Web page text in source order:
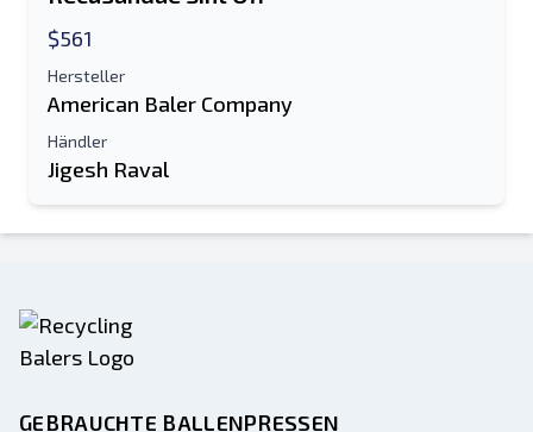
$561
Hersteller
American Baler Company
Händler
Jigesh Raval
GEBRAUCHTE BALLENPRESSEN